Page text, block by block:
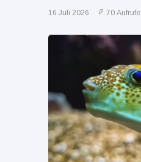
16 Juli 2026 70 Aufrufe